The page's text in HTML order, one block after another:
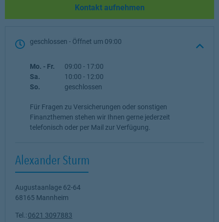
Kontakt aufnehmen
geschlossen - Öffnet um 09:00
Wochentag Öffnungszeiten
Mo. - Fr. 09:00 - 17:00
Sa.
10:00 - 12:00
So.
geschlossen
Für Fragen zu Versicherungen oder sonstigen
Finanzthemen stehen wir Ihnen gerne jederzeit
telefonisch oder per Mail zur Verfügung.
Alexander Sturm
Augustaanlage 62-64
68165 Mannheim
Tel.: 0621 3097883